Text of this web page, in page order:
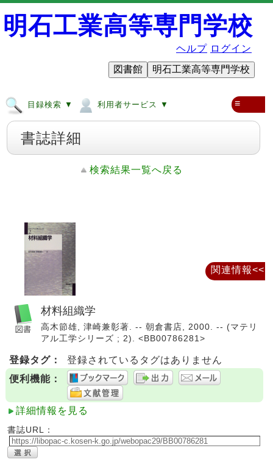
明石工業高等専門学校
ヘルプ ログイン
図書館
明石工業高等専門学校
目録検索 ▼ 利用者サービス ▼ ≡
書誌詳細
検索結果一覧へ戻る
材料組織学
高木節雄, 津崎兼彰著. -- 朝倉書店, 2000. -- (マテリ
アル工学シリーズ ; 2). <BB00786281>
登録タグ：
登録されているタグはありません
便利機能：
詳細情報を見る
書誌URL：
関連情報<<